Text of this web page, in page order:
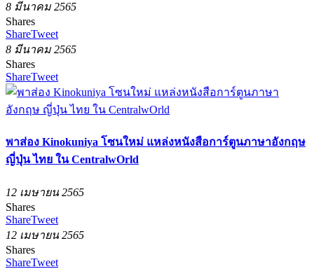
8 มีนาคม 2565
Shares
ShareTweet
8 มีนาคม 2565
Shares
ShareTweet
พาส่อง Kinokuniya โซนใหม่ แหล่งหนังสือการ์ตูนภาษาอังกฤษ
ญี่ปุ่น ไทย ใน CentralwOrld
12 เมษายน 2565
Shares
ShareTweet
12 เมษายน 2565
Shares
ShareTweet